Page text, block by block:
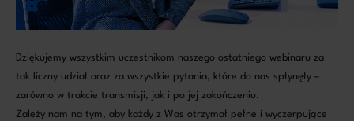
Dziękujemy wszystkim uczestnikom naszego ostatniego webinaru za
tak liczny udział oraz za wszystkie pytania, które do nas spłynęły –
zarówno w trakcie transmisji, jak i po jej zakończeniu.
Zależy nam na tym, aby każdy z Was otrzymał pełne i wyczerpujące